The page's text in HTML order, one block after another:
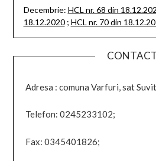
Decembrie: HCL nr. 68 din
18.12.2020; HCL nr. 70 din
Adresa : comuna Varfuri, sat
Telefon: 0245233102;
Fax: 0345401826;